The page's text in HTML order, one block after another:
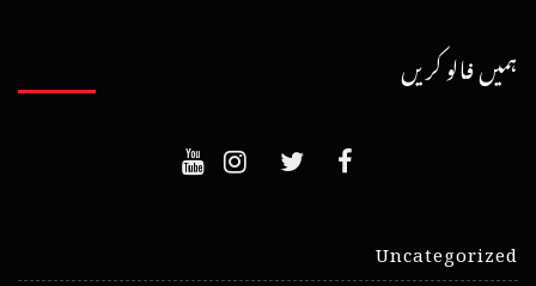
ہمیں فالو کریں
Uncategorized